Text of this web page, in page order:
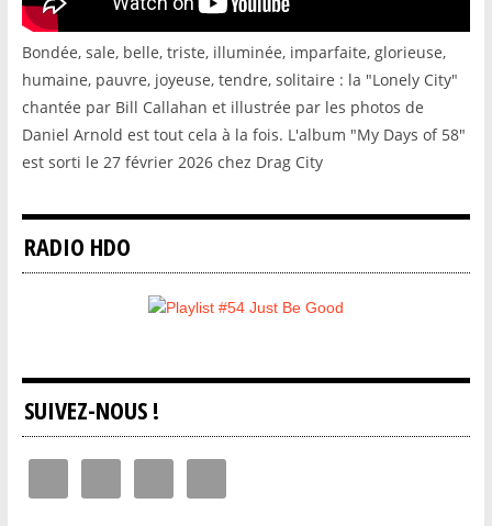
Bondée, sale, belle, triste, illuminée, imparfaite, glorieuse,
humaine, pauvre, joyeuse, tendre, solitaire : la "Lonely City"
chantée par Bill Callahan et illustrée par les photos de
Daniel Arnold est tout cela à la fois. L'album "My Days of 58"
est sorti le 27 février 2026 chez Drag City
RADIO HDO
SUIVEZ-NOUS !